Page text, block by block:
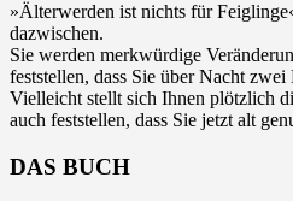
»Älterwerden ist nichts für
dazwischen.
Sie werden merkwürdige
feststellen, dass Sie über Nacht
Vielleicht stellt sich Ihnen plötzlich
auch feststellen, dass Sie jetzt alt
DAS BUCH